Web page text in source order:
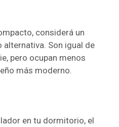
considerá un
Son igual de
pero ocupan menos
más moderno.
en tu dormitorio, el